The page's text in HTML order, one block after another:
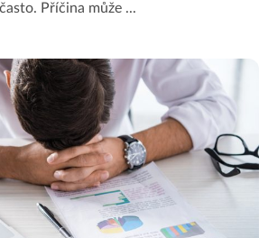
Příčina může ...